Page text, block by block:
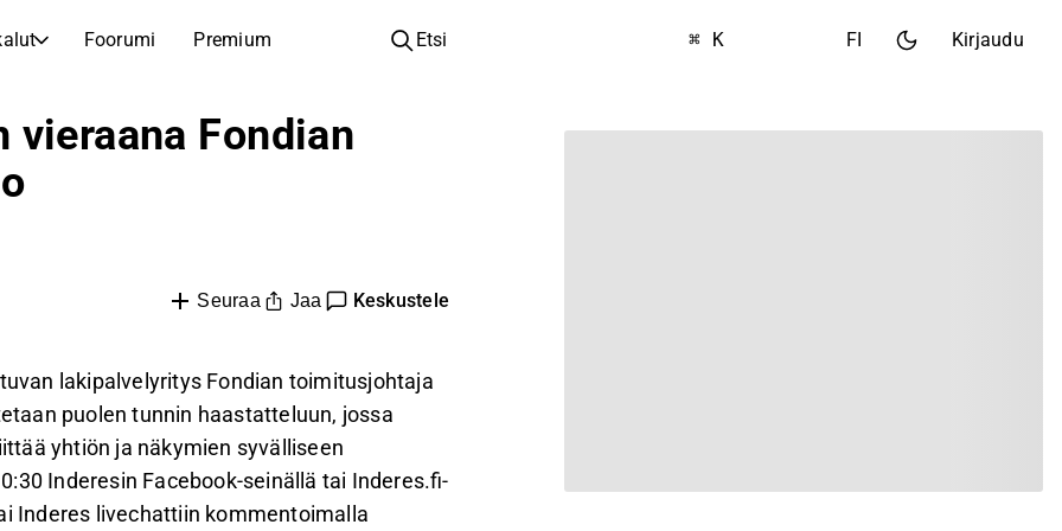
Foorumi Premium
Yhtiöt
Listautumiset
Yhtiökokouskutsut
Analyysikoulu
Salkunhaltijat
Etsi ⌘ K FI Kirjaudu
vieraana Fondian
Seuraa Jaa Keskustele
lakipalvelyritys Fondian toimitusjohtaja
puolen tunnin haastatteluun, jossa
yhtiön ja näkymien syvälliseen
Inderesin Facebook-seinällä tai Inderes.fi-
Inderes livechattiin kommentoimalla